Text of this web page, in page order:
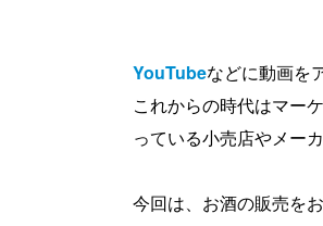
YouTubeなどに動画を
これからの時代はマー
っている小売店やメー
今回は、お酒の販売を